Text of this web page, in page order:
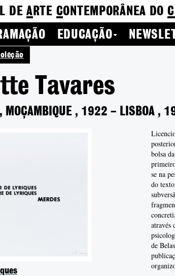
DEA RTE CONTEMPORÂNEA DO
EDUCAÇÃO
Tavares
MOÇAMBIQUE , 1922 – LISBOA ,
bolsa
se na
do
através
de